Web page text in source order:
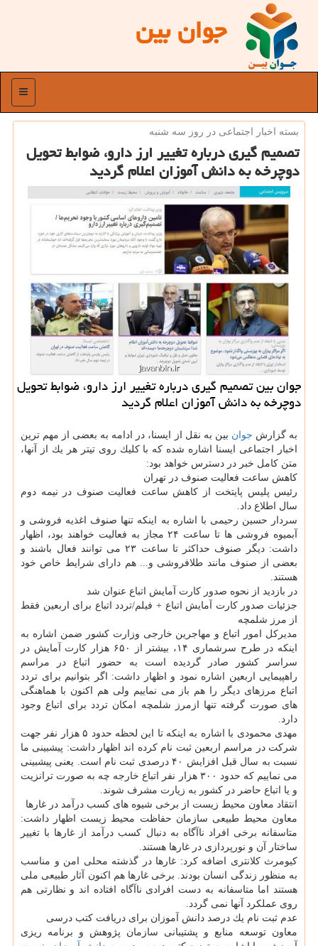
جوان بین
منو
بسته اخبار اجتماعی در روز سه شنبه
تصمیم گیری درباره تغییر ارز دارو، ضوابط تحویل
دوچرخه به دانش آموزان اعلام گردید
جوان بین تصمیم گیری درباره تغییر ارز دارو، ضوابط تحویل
دوچرخه به دانش آموزان اعلام گردید
به گزارش جوان بین به نقل از ایسنا، در ادامه به بعضی از مهم ترین
اخبار اجتماعی ایسنا اشاره شده كه با كلیك روی تیتر هر یك از آنها،
متن كامل خبر در دسترس خواهد بود:
كاهش ساعت فعالیت صنوف در تهران
رئیس پلیس پایتخت از كاهش ساعت فعالیت صنوف در نیمه دوم
سال اطلاع داد.
سردار حسین رحیمی با اشاره به اینكه تنها صنوف اغذیه فروشی و
آبمیوه فروشی ها تا ساعت ۲۴ مجاز به فعالیت خواهند بود، اظهار
داشت: دیگر صنوف حداكثر تا ساعت ۲۳ می توانند فعال باشند و
بعضی از صنوف مانند طلافروشی و... هم دارای شرایط خاص خود
هستند.
در بازدید از نحوه صدور كارت آمایش اتباع عنوان شد
جزئیات صدور كارت آمایش اتباع + فیلم/تردد اتباع برای اربعین فقط
از مرز شلمچه
مدیركل امور اتباع و مهاجرین خارجی وزارت كشور ضمن اشاره به
اینكه در طرح سرشماری ۱۴، بیشتر از ۶۵۰ هزار كارت آمایش در
سراسر كشور صادر گردیده است به حضور اتباع در مراسم
راهپیمایی اربعین اشاره نمود و اظهار داشت: اگر بتوانیم برای تردد
اتباع مرزهای دیگر را هم باز می نماییم ولی هم اكنون با هماهنگی
های صورت گرفته تنها ازمرز شلمچه امكان تردد برای اتباع وجود
دارد.
مهدی محمودی با اشاره به اینكه تا این لحظه حدود ۵ هزار نفر جهت
شركت در مراسم اربعین ثبت نام كرده اند اظهار داشت: پیشبینی ما
نسبت به سال قبل افزایش ۴۰ درصدی ثبت نام است. یعنی پیشبینی
می نماییم كه حدود ۳۰۰ هزار نفر اتباع خارجه چه به صورت ترانزیت
و یا اتباع حاضر در كشور به زیارت مشرف شوند.
انتقاد معاون محیط زیست از برخی شیوه های كسب درآمد در غارها
معاون محیط طبیعی سازمان حفاظت محیط زیست اظهار داشت:
متاسفانه برخی افراد ناآگاه به دنبال كسب درآمد از غارها با تغییر
ساختار آن و نورپردازی در غارها هستند.
كیومرث كلانتری اضافه كرد: غارها در گذشته محلی امن و مناسب
به منظور زندگی انسان بودند. برخی غارها هم اكنون آثار طبیعی ملی
هستند اما متاسفانه به دست افرادی ناآگاه افتاده اند و نظارتی هم
روی عملكرد آنها نمی گردد.
عدم ثبت نام یك درصد دانش آموزان برای دریافت كتب درسی
معاون توسعه منابع و پشتیبانی سازمان پژوهش و برنامه ریزی